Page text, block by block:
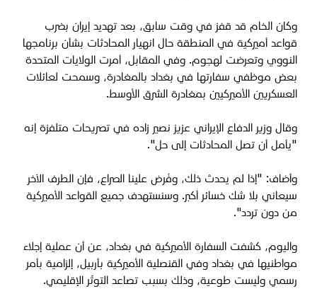
وكان الخام قد قفز في وقت سابق، بعد تهديد إيران بضرب
قواعد أميركية في المنطقة حال انهيار المحادثات بشأن برنامجها
النووي وتعرضت لهجوم. وفي المقابل، أمرت الولايات المتحدة
بعض موظفي سفارتها في بغداد بالمغادرة، وسمحت لعائلات
العسكريين الأميركيين بمغادرة الشرق الأوسط.
وقال وزير الدفاع الإيراني عزيز نصير زاده في تصريحات متلفزة إنه
"يأمل أن تصل المحادثات إلى حل".
وأضاف: "إذا لم يحدث ذلك، وفُرض علينا الصراع، فإن الطرف الآخر
سيعاني بلا شك خسائر أكبر. وسنستهدف جميع القواعد الأميركية
من دون تردد".
واليوم، كشفت السفارة الأميركية في بغداد، عن أن عملية إجلاء
مواطنيها في بغداد وفي القنصلية الأميركية بأربيل، إلزامية بأمر
رسمي وليست طوعية، وذلك بسبب تصاعد التوتّر الإقليمي.